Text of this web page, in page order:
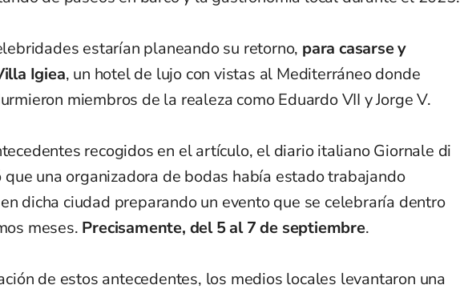
estarían planeando su retorno, para casarse y
Igiea, un hotel de lujo con vistas al Mediterráneo donde
miembros de la realeza como Eduardo VII y Jorge V.
recogidos en el artículo, el diario italiano Giornale di
que una organizadora de bodas había estado trabajando
dicha ciudad preparando un evento que se celebraría dentro
meses. Precisamente, del 5 al 7 de septiembre.
de estos antecedentes, los medios locales levantaron una